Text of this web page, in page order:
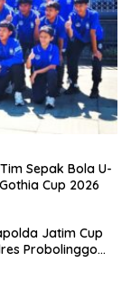
Sepak Bola U-
Cup 2026
Jatim Cup
Probolinggo